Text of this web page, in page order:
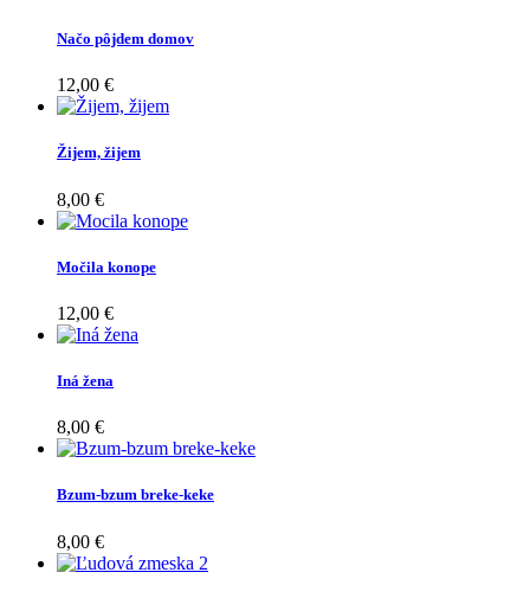
Načo pôjdem domov
12,00 €
Žijem, žijem
8,00 €
Močila konope
12,00 €
Iná žena
8,00 €
Bzum-bzum breke-keke
8,00 €